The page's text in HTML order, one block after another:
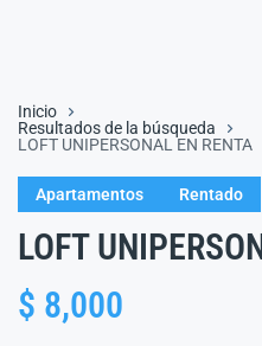
Inicio
Resultados de la búsqueda
LOFT UNIPERSONAL EN RENTA
Apartamentos Rentado
LOFT
$ 8,000